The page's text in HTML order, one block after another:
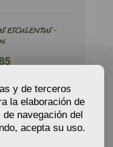
ESCULENTUS -
AL CARRITO
y de terceros
la elaboración de
navegación del
acepta su uso.